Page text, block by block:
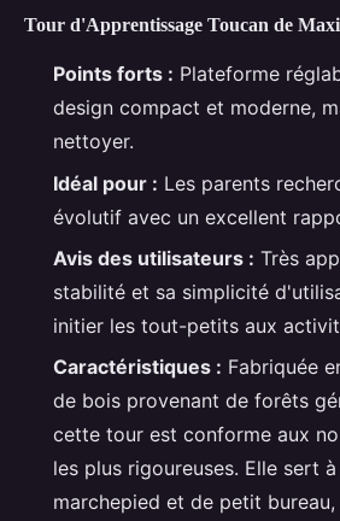
Tour d'Apprentissage Toucan de
Points forts : Plateforme
design compact et moderne,
nettoyer.
Idéal pour : Les parents
évolutif avec un excellent
Avis des utilisateurs : Très
stabilité et sa simplicité
initier les tout-petits aux
Caractéristiques : Fabriquée
de bois provenant de forêts
cette tour est conforme aux
les plus rigoureuses. Elle sert
marchepied et de petit